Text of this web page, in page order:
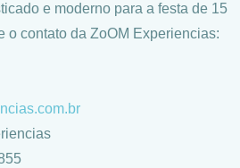
e moderno para a festa de 15
o contato da ZoOM Experiencias: